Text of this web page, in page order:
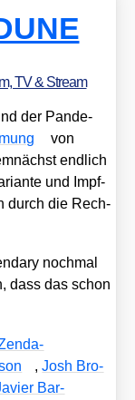
TV & Stream
der Pan­de­
von
end­lich
und Impf­
durch die Rech­
noch­mal
dass das schon
,Josh Bro­
Bar­